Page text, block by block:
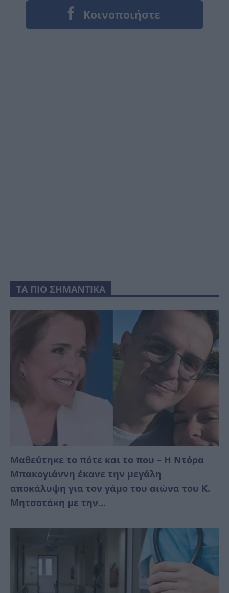
ΤΑ ΠΙΟ ΣΗΜΑΝΤΙΚΑ
Μαθεύτηκε το πότε και το που – Η Ντόρα
Μπακογιάννη έκανε την μεγάλη
αποκάλυψη για τον γάμο του αιώνα του Κ.
Μητσοτάκη με την...